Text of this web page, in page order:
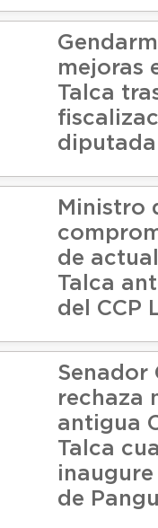
mejoras
Talca
diputada
Ministro
de
Talca
del CCP
Senador
rechaza
antigua
Talca
inaugure
de